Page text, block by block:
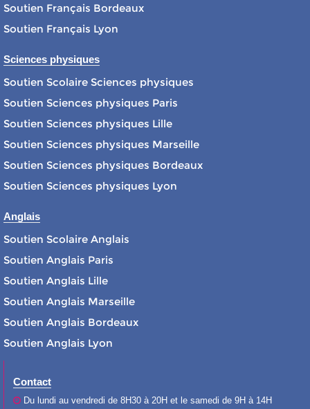
Soutien Français Bordeaux
Soutien Français Lyon
Sciences physiques
Soutien Scolaire Sciences physiques
Soutien Sciences physiques Paris
Soutien Sciences physiques Lille
Soutien Sciences physiques Marseille
Soutien Sciences physiques Bordeaux
Soutien Sciences physiques Lyon
Anglais
Soutien Scolaire Anglais
Soutien Anglais Paris
Soutien Anglais Lille
Soutien Anglais Marseille
Soutien Anglais Bordeaux
Soutien Anglais Lyon
Contact
Du lundi au vendredi de 8H30 à 20H et le samedi de 9H à 14H